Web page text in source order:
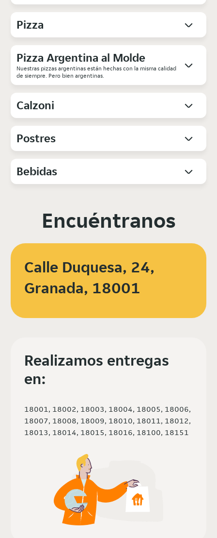
Pizza
Pizza Argentina al Molde
Nuestras pizzas argentinas están hechas con la misma calidad
de siempre. Pero bien argentinas.
Calzoni
Postres
Bebidas
Encuéntranos
Calle Duquesa, 24,
Granada, 18001
Realizamos entregas
en:
18001, 18002, 18003, 18004, 18005, 18006,
18007, 18008, 18009, 18010, 18011, 18012,
18013, 18014, 18015, 18016, 18100, 18151